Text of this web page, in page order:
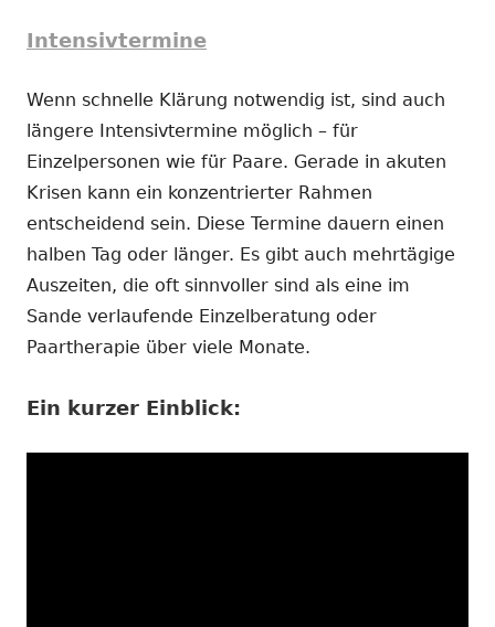
Intensivtermine
Wenn schnelle Klärung notwendig ist, sind auch
längere Intensivtermine möglich – für
Einzelpersonen wie für Paare. Gerade in akuten
Krisen kann ein konzentrierter Rahmen
entscheidend sein. Diese Termine dauern einen
halben Tag oder länger. Es gibt auch mehrtägige
Auszeiten, die oft sinnvoller sind als eine im
Sande verlaufende Einzelberatung oder
Paartherapie über viele Monate.
Ein kurzer Einblick: